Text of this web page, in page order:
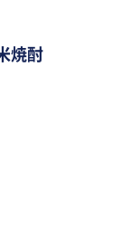
焼酎